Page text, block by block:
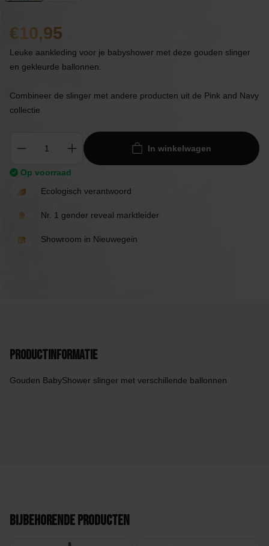
10,95
Leuke aankleding voor je babyshower met deze gouden slinger
en gekleurde ballonnen.
Combineer de slinger met andere producten uit de Pink and Navy
collectie
In winkelwagen
Op voorraad
Ecologisch verantwoord
Nr. 1 gender reveal marktleider
Showroom in Nieuwegein
Productinformatie
Gouden BabyShower slinger met verschillende ballonnen
Bijbehorende producten